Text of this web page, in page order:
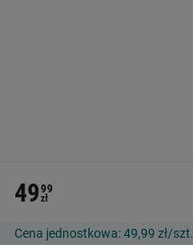
4999
zł
Cena jednostkowa:49,99 zł/szt.